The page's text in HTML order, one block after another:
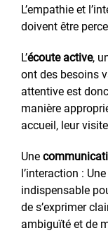
L’empathie et
doivent être
L’écoute active,
ont des besoins
attentive est
manière
accueil, leur
Une
l’interaction :
indispensable
de s’exprimer
ambiguïté et de